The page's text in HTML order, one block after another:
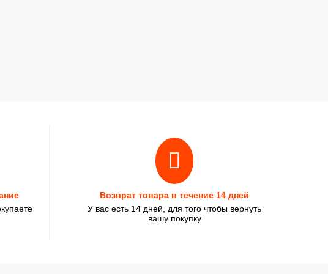
Возврат товара в течение 14 дней
У вас есть 14 дней, для того чтобы вернуть
вашу покупку